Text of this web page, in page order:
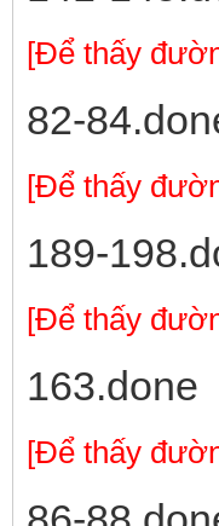
[Để thấy
82-
[Để thấy
189-
[Để thấy
163.done
[Để thấy